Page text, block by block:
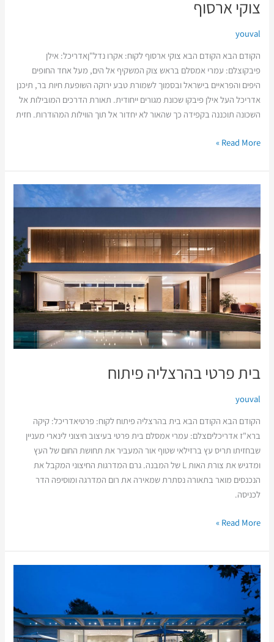
צוקי ארסוף
youval
הקודם הבא הקודם הבא צוקי ארסוף לקוח: אקרו נדל"ןאדריכל: אילן
פיבקוצלם: עמרי אמסלם בראש צוק המשקיף אל הים, מעל אחד החופים
היפים והפראיים בישראל ובסמוך לשמורת טבע ירוקה השופעת חיות בר, תיכנן
אדריכל העל אילן פיבקו שכונת מגורים ייחודית. תאורת הדרכים המובילות אל
השכונה תוכננה בקפידה כך שהאור לא יחדור אל תוך הווילות המהודרות. חזית
Read More »
בית פרטי בהרצליה פיתוח
youval
הקודם הבא הקודם הבא בית בהרצליה פיתוח לקוח: פרטיאדריכל: קיקה
ברא"ז אדריכליםצלם: עמרי אמסלם בית פרטי בעיצוב חיצוני לינארי מעניין
שבחזיתו תריס עץ ברזילאי שטוף אור המעביר את תחושת החום של העץ
ומדגיש את צורת האות L של המבנה. גרם המדרגות החיצוני המקבל את
הנכנסים מואר בתאורה נסתרת שמאירה את רום המדרגה ומוסיפה הדר
לכניסה.
פרטי
בהרצליה
פיתוח
Read More »
בית
פרטי
בכפר
שמריהו